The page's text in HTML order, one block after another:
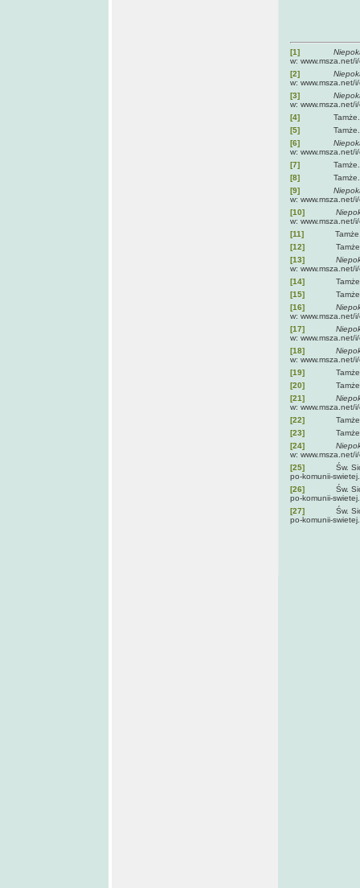
[1] Niepokalane
w: www.msza.net/
[2] Niepokalane
w: www.msza.net/
[3] Niepokalane
w: www.msza.net/
[4] Tamże.
[5] Tamże.
[6] Niepokalane
w: www.msza.net/
[7] Tamże.
[8] Tamże.
[9]
w: www.msza.net/
[10]
w: www.msza.net/
[11]
[12]
[13]
w: www.msza.net/
[14]
[15]
[16]
w: www.msza.net/
[17]
w: www.msza.net/
[18]
w: www.msza.net/
[19]
[20]
[21]
w: www.msza.net/
[22]
[23]
[24]
w: www.msza.net/
[25] Św. Siostra
po-komunii-
[26] Św. Siostra
po-komunii-
[27] Św. Siostra
po-komunii-